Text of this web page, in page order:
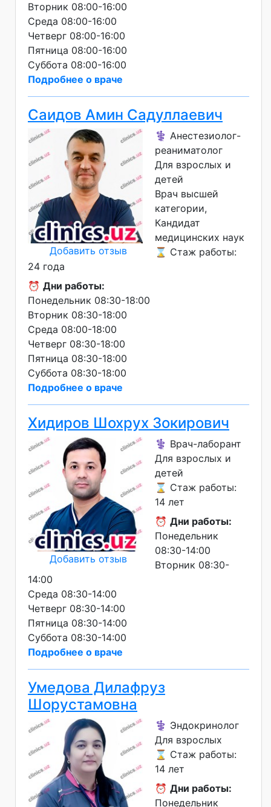
Вторник 08:00-16:00
Среда 08:00-16:00
Четверг 08:00-16:00
Пятница 08:00-16:00
Суббота 08:00-16:00
Подробнее о враче
Саидов Амин Садуллаевич
Добавить отзыв
⚕️ Анестезиолог-
реаниматолог
Для взрослых и
детей
Врач высшей
категории
Кандидат
медицинских наук
⌛ Стаж работы:
24 года
⏰ Дни работы:
Понедельник 08:30-18:00
Вторник 08:30-18:00
Среда 08:00-18:00
Четверг 08:30-18:00
Пятница 08:30-18:00
Суббота 08:30-18:00
Подробнее о враче
Хидиров Шохрух Зокирович
Добавить отзыв
⚕️ Врач-лаборант
Для взрослых и
детей
⌛ Стаж работы:
14 лет
⏰ Дни работы:
Понедельник
08:30-14:00
Вторник 08:30-
14:00
Среда 08:30-14:00
Четверг 08:30-14:00
Пятница 08:30-14:00
Суббота 08:30-14:00
Подробнее о враче
Умедова Дилафруз
Шорустамовна
⚕️ Эндокринолог
Для взрослых
⌛ Стаж работы:
14 лет
⏰ Дни работы:
Понедельник